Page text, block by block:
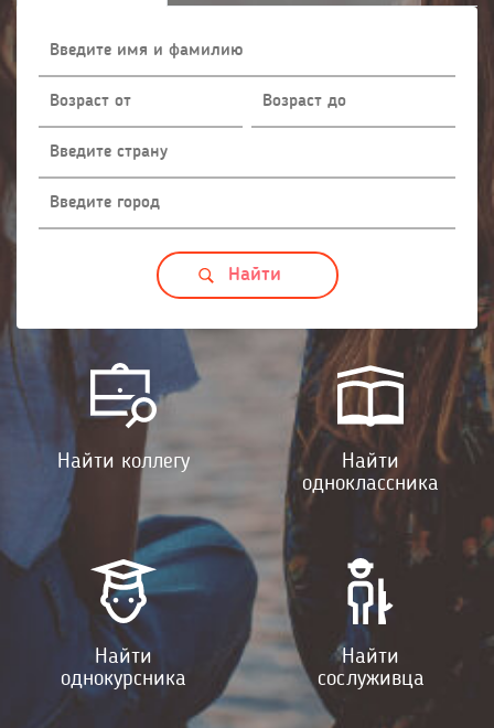
Найти коллегу
Найти
одноклассника
Найти
однокурсника
Найти
сослуживца